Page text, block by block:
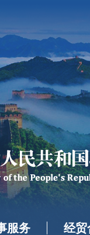
服务 经贸